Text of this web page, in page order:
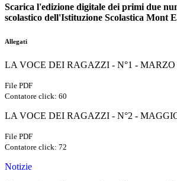
Scarica l'edizione digitale dei primi due
scolastico dell'Istituzione Scolastica Mont
Allegati
LA VOCE DEI RAGAZZI - N°1 - MARZO
File PDF
Contatore click: 60
LA VOCE DEI RAGAZZI - N°2 -
File PDF
Contatore click: 72
Notizie